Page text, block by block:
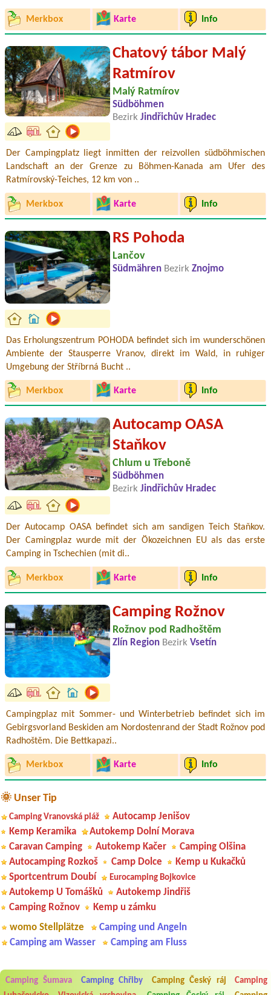
Merkbox Karte Info
Chatový tábor Malý
Ratmírov
Malý Ratmírov
Südböhmen
Bezirk Jindřichův Hradec
Der Campingplatz liegt inmitten der reizvollen südböhmischen
Landschaft an der Grenze zu Böhmen-Kanada am Ufer des
Ratmírovský-Teiches, 12 km von ..
Merkbox Karte Info
RS Pohoda
Lančov
Südmähren Bezirk Znojmo
Das Erholungszentrum POHODA befindet sich im wunderschönen
Ambiente der Stausperre Vranov, direkt im Wald, in ruhiger
Umgebung der Stříbrná Bucht ..
Merkbox Karte Info
Autocamp OASA
Staňkov
Chlum u Třeboně
Südböhmen
Bezirk Jindřichův Hradec
Der Autocamp OASA befindet sich am sandigen Teich Staňkov.
Der Camingplaz wurde mit der Ökozeichnen EU als das erste
Camping in Tschechien (mit di..
Merkbox Karte Info
Camping Rožnov
Rožnov pod Radhoštěm
Zlín Region Bezirk Vsetín
Campingplaz mit Sommer- und Winterbetrieb befindet sich im
Gebirgsvorland Beskiden am Nordostenrand der Stadt Rožnov pod
Radhoštěm. Die Bettkapazi..
Merkbox Karte Info
🌞 Unser Tip
Camping Vranovská pláž
Autocamp Jenišov
Kemp Keramika
Autokemp Dolní Morava
Caravan Camping
Autokemp Kačer
Camping Olšina
Autocamping Rozkoš
Camp Dolce
Kemp u Kukačků
Sportcentrum Doubí
Eurocamping Bojkovice
Autokemp U Tomášků
Autokemp Jindřiš
Camping Rožnov
Kemp u zámku
womo Stellplätze
Camping und Angeln
Camping am Wasser
Camping am Fluss
Camping Šumava Camping Chřiby Camping Český ráj
Camping
Aneta Melicharová
***
Byli jsme zde v týdnu od 25.7. do 1.8. 2026. Kemp jako takový je pěkný.